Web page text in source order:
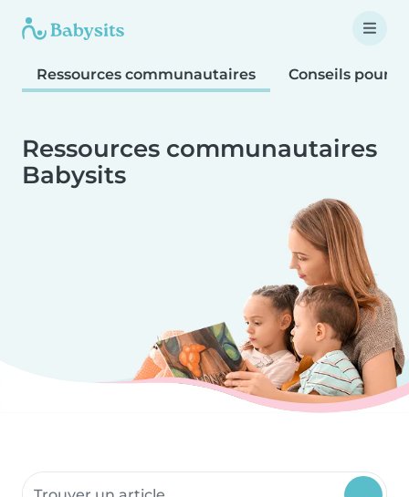
Ressources communautaires Conseils pour
Ressources communautaires
Babysits
Rechercher dans les ressources communautaires